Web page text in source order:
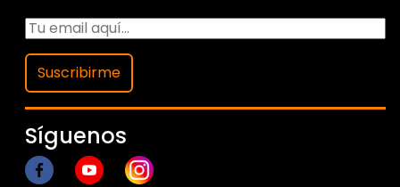
Suscribirme
Síguenos